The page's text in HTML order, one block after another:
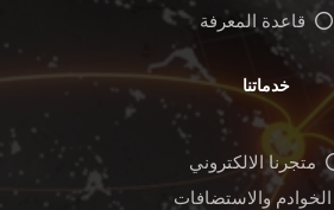
قاعدة المعرفة
خدماتنا
متجرنا الالكتروني
الخوادم والاستضافات